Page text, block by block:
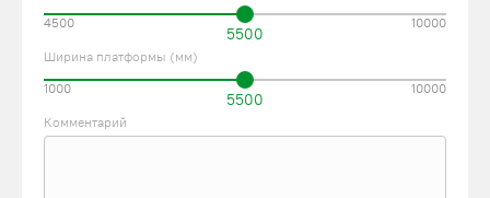
5500
4500 10000
Ширина платформы (мм)
5500
1000 10000
Комментарий